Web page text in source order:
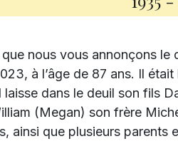
que nous vous annonçons
à l’âge de 87 ans. Il
laisse dans le deuil son fils
(Megan) son frère
ainsi que plusieurs parents